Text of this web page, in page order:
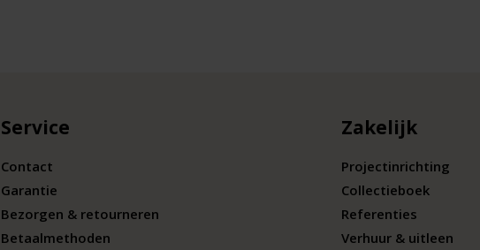
Service
Contact
Garantie
Bezorgen & retourneren
Betaalmethoden
Zakelijk
Projectinrichting
Collectieboek
Referenties
Verhuur & uitleen